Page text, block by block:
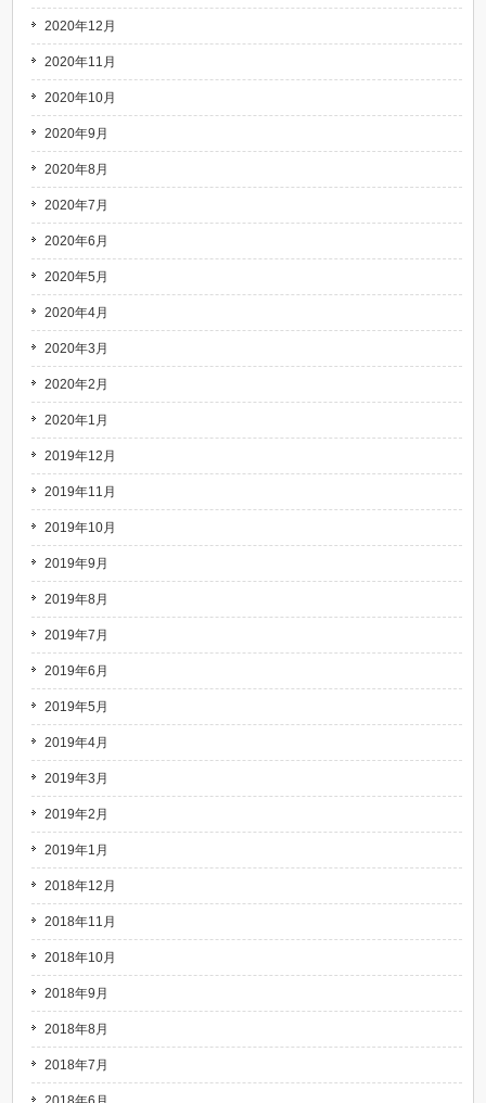
2020年12月
2020年11月
2020年10月
2020年9月
2020年8月
2020年7月
2020年6月
2020年5月
2020年4月
2020年3月
2020年2月
2020年1月
2019年12月
2019年11月
2019年10月
2019年9月
2019年8月
2019年7月
2019年6月
2019年5月
2019年4月
2019年3月
2019年2月
2019年1月
2018年12月
2018年11月
2018年10月
2018年9月
2018年8月
2018年7月